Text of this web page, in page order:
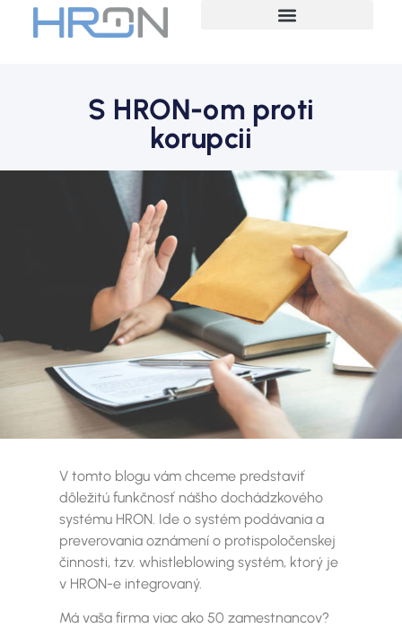
S HRON-om proti
korupcii
V tomto blogu vám chceme predstaviť
dôležitú funkčnosť nášho dochádzkového
systému HRON. Ide o systém podávania a
preverovania oznámení o protispoločenskej
činnosti, tzv. whistleblowing systém, ktorý je
v HRON-e integrovaný.
Má vaša firma viac ako 50 zamestnancov?